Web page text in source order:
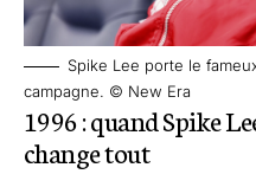
Spike Lee porte le
campagne. © New Era
1996 : quand Spike
change tout